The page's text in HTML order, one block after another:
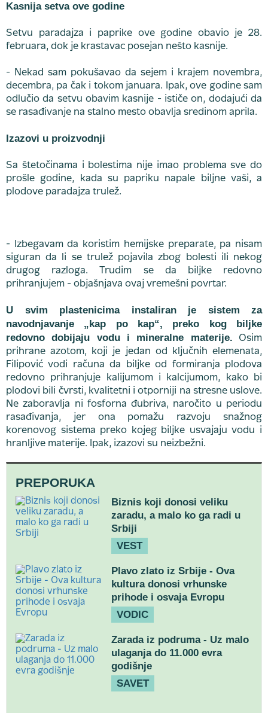
Kasnija setva ove godine
Setvu paradajza i paprike ove godine obavio je 28.
februara, dok je krastavac posejan nešto kasnije.
- Nekad sam pokušavao da sejem i krajem novembra,
decembra, pa čak i tokom januara. Ipak, ove godine sam
odlučio da setvu obavim kasnije - ističe on, dodajući da
se rasađivanje na stalno mesto obavlja sredinom aprila.
Izazovi u proizvodnji
Sa štetočinama i bolestima nije imao problema sve do
prošle godine, kada su papriku napale biljne vaši, a
plodove paradajza trulež.
- Izbegavam da koristim hemijske preparate, pa nisam
siguran da li se trulež pojavila zbog bolesti ili nekog
drugog razloga. Trudim se da biljke redovno
prihranjujem - objašnjava ovaj vremešni povrtar.
U svim plastenicima instaliran je sistem za
navodnjavanje „kap po kap“, preko kog biljke
redovno dobijaju vodu i mineralne materije. Osim
prihrane azotom, koji je jedan od ključnih elemenata,
Filipović vodi računa da biljke od formiranja plodova
redovno prihranjuje kalijumom i kalcijumom, kako bi
plodovi bili čvrsti, kvalitetni i otporniji na stresne uslove.
Ne zaboravlja ni fosforna đubriva, naročito u periodu
rasađivanja, jer ona pomažu razvoju snažnog
korenovog sistema preko kojeg biljke usvajaju vodu i
hranljive materije. Ipak, izazovi su neizbežni.
PREPORUKA
Biznis koji donosi veliku
zaradu, a malo ko ga radi u
Srbiji
VEST
Plavo zlato iz Srbije - Ova
kultura donosi vrhunske
prihode i osvaja Evropu
VODIC
Zarada iz podruma - Uz malo
ulaganja do 11.000 evra
godišnje
SAVET